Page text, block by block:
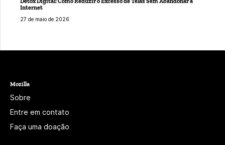
Internet
27 de maio de 2026
Mozilla
Sobre
Entre em contato
Faça uma doação